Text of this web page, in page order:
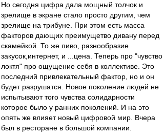
Но сегодня цифра дала мощный толчок и
зрелище в экране стало просто другим, чем
зрелище на трибуне. При этом есть масса
факторов дающих преимущетво дивану перед
скамейкой. То же пиво, разнообразие
закусок,интернет, и ...цена. Теперь про "чувство
локтя" про ощущение себя в коллективе. Это
последний привлекательный фактор, но и он
будет разрушатся. Новое поколение людей не
испытывают того чувства солидарности
которое было у ранних поколений. И на это
опять же влияет новый цифровой мир. Вчера
был в ресторане в большой компании.